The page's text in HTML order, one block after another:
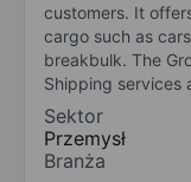
customers. It
cargo such as
breakbulk. The
Shipping services
Sektor
Przemysł
Branża